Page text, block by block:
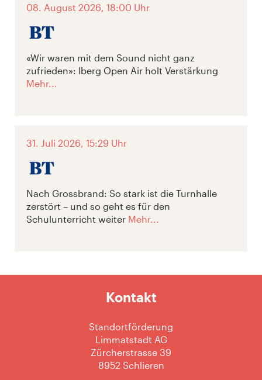
08. August 2026, 18:00 Uhr
«Wir waren mit dem Sound nicht ganz
zufrieden»: Iberg Open Air holt Verstärkung
Mehr...
31. Juli 2026, 15:29 Uhr
Nach Grossbrand: So stark ist die Turnhalle
zerstört – und so geht es für den
Schulunterricht weiter Mehr...
Kontakt
Standortförderung
Limmatstadt AG
Zürcherstrasse 39
8952 Schlieren